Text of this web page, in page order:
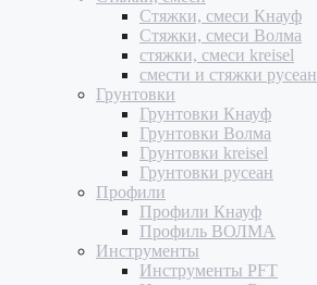
Стяжки, смеси Кнауф
Стяжки, смеси Волма
стяжки, смеси kreisel
смести и стяжки русеан
Грунтовки
Грунтовки Кнауф
Грунтовки Волма
Грунтовки kreisel
Грунтовки русеан
Профили
Профили Кнауф
Профиль ВОЛМА
Инструменты
Инструменты PFT